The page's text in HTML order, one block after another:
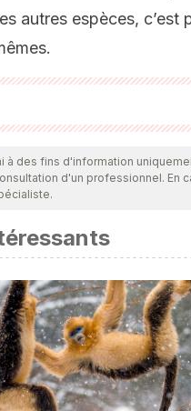
autres espèces, c’est
citées ont été examinées en
garantir leur qualité, leur
La bibliographie de cet
A., & Gil, L. (2011).
implications of partial
oak regeneration.Journal of
194-201.
– Apodemus sylvaticus. (s.
19 de agosto de 2021,
à des fins d'information
d'un professionnel. En